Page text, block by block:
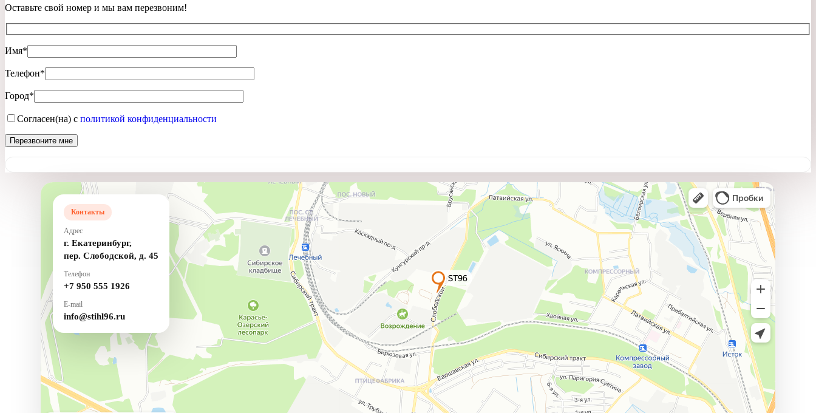
Оставьте свой номер и мы вам перезвоним!
Имя*
Телефон*
Город*
Согласен(на) с политикой конфиденциальности
Контакты
Адрес
г. Екатеринбург,
пер. Слободской, д. 45
Телефон
+7 950 555 1926
E-mail
info@stihl96.ru